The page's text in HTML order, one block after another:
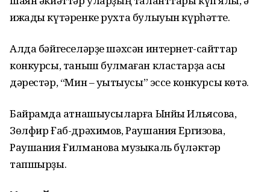
ижады күтәренке рухта булыуын күрһәтте.
Алда бәйгеселәрҙе шәхсән интернет-сайттар
конкурсы, таныш булмаған кластарҙа асыҡ
дәрестәр, “Мин – уҡытыусы” эссе конкурсы көтә.
Байрамда ҡатнашыусыларға Ынйы Ильясова,
Зөлфир Ғаб-дрәхимов, Раушания Ергизова,
Раушания Ғилманова музыкаль бүләктәр
тапшырҙы.